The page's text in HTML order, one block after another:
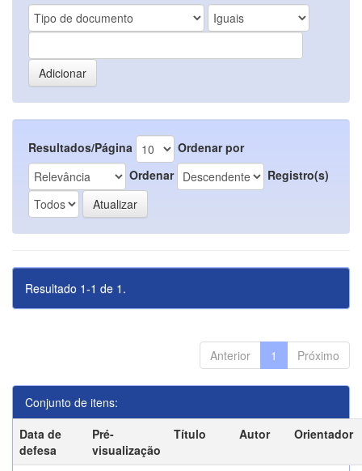
Resultados/Página
Ordenar por
Ordenar
Registro(s)
Resultado 1-1 de 1.
Anterior 1 Próximo
Conjunto de itens:
Data de
defesa
Pré-
visualização
Título Autor Orientador